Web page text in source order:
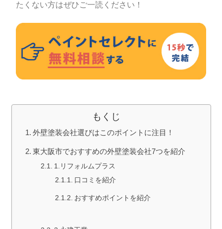
たくない方はぜひご一読ください！
もくじ
外壁塗装会社選びはこのポイントに注目！
東大阪市でおすすめの外壁塗装会社7つを紹介
1.リフォルムプラス
口コミを紹介
おすすめポイントを紹介